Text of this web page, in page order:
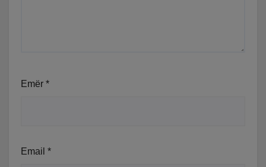
Emër *
Email *